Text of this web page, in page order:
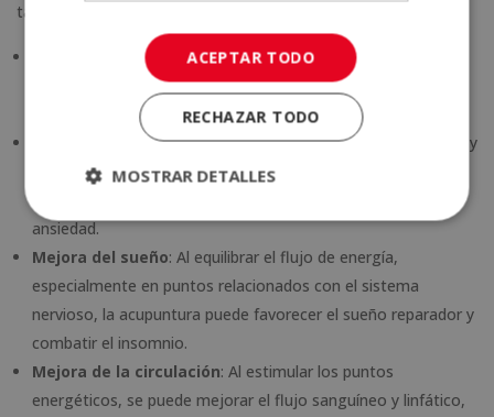
tanto a nivel físico como emocional. Entre ellos se incluyen:
Alivio del dolor : La estimulación de los puntos en los pies
puede reducir dolores en otras partes del cuerpo, como el
cuello, la espalda, y las articulaciones.
Reducción del estrés: Los pies son una zona muy sensible y
la acupuntura en esta área puede inducir una profunda
ansiedad.
Mejora del sueño: Al equilibrar el flujo de energía,
especialmente en puntos relacionados con el sistema
nervioso, la acupuntura puede favorecer el sueño reparador y
combatir el insomnio.
Mejora de la circulación: Al estimular los puntos
energéticos, se puede mejorar el flujo sanguíneo y linfático,
ACEPTAR TODO
RECHAZAR TODO
MOSTRAR DETALLES